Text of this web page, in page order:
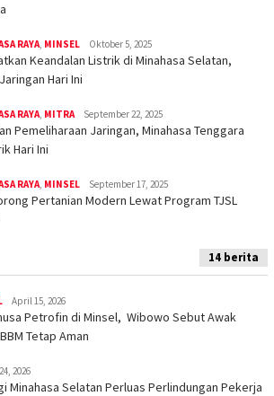
RAYA, MINSEL Oktober 5, 2025
Keandalan Listrik di Minahasa Selatan,
Hari Ini
RAYA, MITRA September 22, 2025
Pemeliharaan Jaringan, Minahasa Tenggara
Hari Ini
RAYA, MINSEL September 17, 2025
Pertanian Modern Lewat Program TJSL
14 berita
April 15, 2026
Petrofin di Minsel, Wibowo Sebut Awak
Tetap Aman
2026
Minahasa Selatan Perluas Perlindungan Pekerja